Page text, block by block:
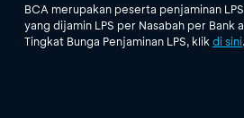
BCA merupakan peserta penjaminan
yang dijamin LPS per Nasabah per Bank
Tingkat Bunga Penjaminan LPS, klik di sini.